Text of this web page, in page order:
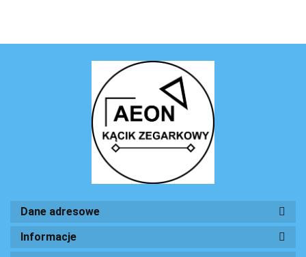
Dane adresowe
Informacje